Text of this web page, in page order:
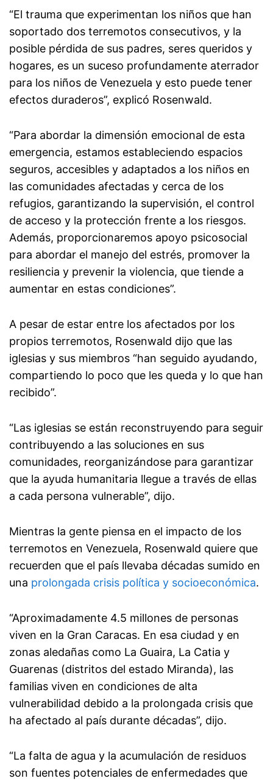
“El trauma que experimentan los niños que han
soportado dos terremotos consecutivos, y la
posible pérdida de sus padres, seres queridos y
hogares, es un suceso profundamente aterrador
para los niños de Venezuela y esto puede tener
efectos duraderos”, explicó Rosenwald.
“Para abordar la dimensión emocional de esta
emergencia, estamos estableciendo espacios
seguros, accesibles y adaptados a los niños en
las comunidades afectadas y cerca de los
refugios, garantizando la supervisión, el control
de acceso y la protección frente a los riesgos.
Además, proporcionaremos apoyo psicosocial
para abordar el manejo del estrés, promover la
resiliencia y prevenir la violencia, que tiende a
aumentar en estas condiciones”.
A pesar de estar entre los afectados por los
propios terremotos, Rosenwald dijo que las
iglesias y sus miembros “han seguido ayudando,
compartiendo lo poco que les queda y lo que han
recibido”.
“Las iglesias se están reconstruyendo para seguir
contribuyendo a las soluciones en sus
comunidades, reorganizándose para garantizar
que la ayuda humanitaria llegue a través de ellas
a cada persona vulnerable”, dijo.
Mientras la gente piensa en el impacto de los
terremotos en Venezuela, Rosenwald quiere que
recuerden que el país llevaba décadas sumido en
una prolongada crisis política y socioeconómica.
“Aproximadamente 4.5 millones de personas
viven en la Gran Caracas. En esa ciudad y en
zonas aledañas como La Guaira, La Catia y
Guarenas (distritos del estado Miranda), las
familias viven en condiciones de alta
vulnerabilidad debido a la prolongada crisis que
ha afectado al país durante décadas”, dijo.
“La falta de agua y la acumulación de residuos
son fuentes potenciales de enfermedades que